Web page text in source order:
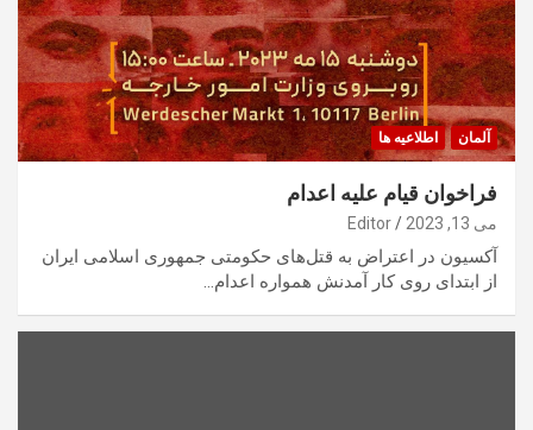
آلمان اطلاعیه ها
فراخوان قیام علیه اعدام
می 13, 2023 Editor
آکسیون در اعتراض به قتل‌های حکومتی جمهوری اسلامی ایران
از ابتدای روی کار آمدنش همواره اعدام…